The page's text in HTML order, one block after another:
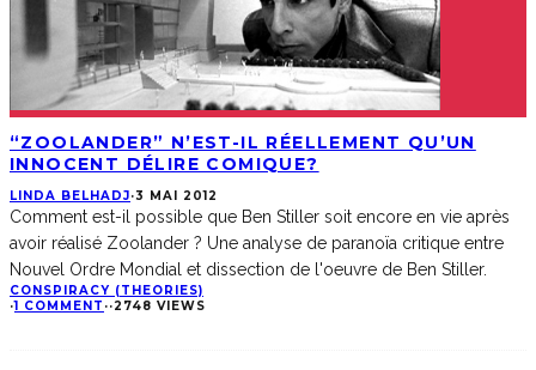
“ZOOLANDER” N’EST-IL RÉELLEMENT QU’UN
INNOCENT DÉLIRE COMIQUE?
LINDA BELHADJ·3 MAI 2012
Comment est-il possible que Ben Stiller soit encore en vie après
avoir réalisé Zoolander ? Une analyse de paranoïa critique entre
Nouvel Ordre Mondial et dissection de l'oeuvre de Ben Stiller.
CONSPIRACY (THEORIES)
·1 COMMENT ··2748 VIEWS